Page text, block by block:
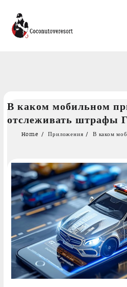
content
В каком мобильном
отслеживать штрафы
Home Приложения
В каком